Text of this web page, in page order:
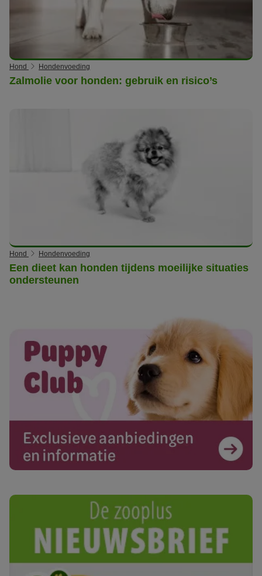
Hond Hondenvoeding
Zalmolie voor honden: gebruik en risico’s
Hond Hondenvoeding
Een dieet kan honden tijdens moeilijke situaties
ondersteunen